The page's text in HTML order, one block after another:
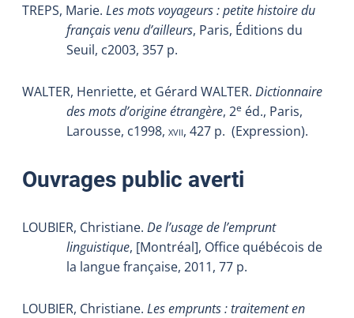
TREPS, Marie. Les mots voyageurs : petite histoire du
français venu d’ailleurs, Paris, Éditions du
Seuil, c2003, 357 p.
WALTER, Henriette, et Gérard WALTER. Dictionnaire
des mots d’origine étrangère, 2e éd., Paris,
Larousse, c1998, xvii, 427 p. (Expression).
Ouvrages public averti
LOUBIER, Christiane. De l’usage de l’emprunt
linguistique, [Montréal], Office québécois de
la langue française, 2011, 77 p.
LOUBIER, Christiane. Les emprunts : traitement en